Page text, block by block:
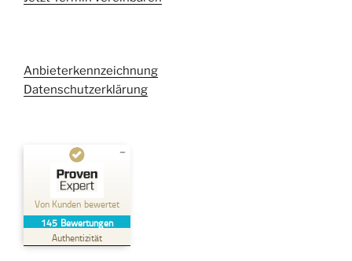
Anbieterkennzeichnung
Datenschutzerklärung
Von Kunden bewertet
145 Bewertungen
Authentizität
Kundenbewertungen und Erfahrungen zu
Kehl Rechtsanwaltsgesellschaft mbH
SEHR GUT